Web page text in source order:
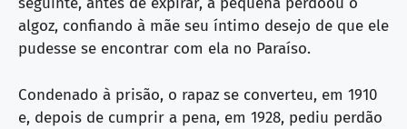
algoz, confiando à mãe seu íntimo desejo de que ele
pudesse se encontrar com ela no Paraíso.
Condenado à prisão, o rapaz se converteu, em 1910
e, depois de cumprir a pena, em 1928, pediu perdão